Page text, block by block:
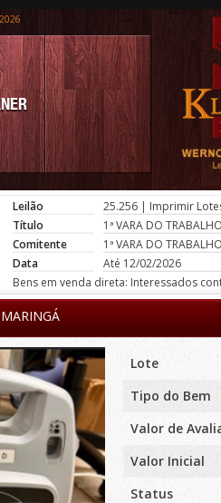
Leilão 25.256 | Imprimir
Título
1ª VARA DO
Comitente
1ª VARA DO
Data
Até 12/02/2026
Bens em venda direta: Interessados
Lote
Tipo do Bem
Valor de
Valor Inicial
Status